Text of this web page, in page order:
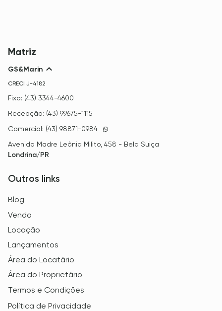
Matriz
GS&Marin
CRECI J-4182
Fixo: (43) 3344-4600
Recepção: (43) 99675-1115
Comercial: (43) 98871-0984
Avenida Madre Leônia Milito, 458 - Bela Suiça
Londrina/PR
Outros links
Blog
Venda
Locação
Lançamentos
Área do Locatário
Área do Proprietário
Termos e Condições
Política de Privacidade